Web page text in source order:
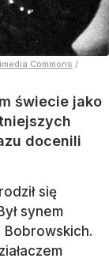
Commons /
świecie jako
docenili
się
synem